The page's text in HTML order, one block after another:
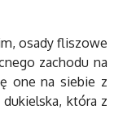
osady fliszowe
zachodu na
one na siebie z
która z